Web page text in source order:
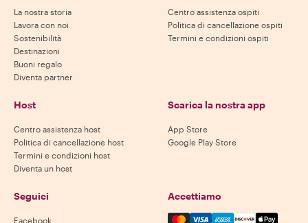
La nostra storia
Lavora con noi
Sostenibilità
Destinazioni
Buoni regalo
Diventa partner
Centro assistenza ospiti
Politica di cancellazione ospiti
Termini e condizioni ospiti
Host
Centro assistenza host
Politica di cancellazione host
Termini e condizioni host
Diventa un host
Scarica la nostra app
App Store
Google Play Store
Seguici
Facebook
Accettiamo
Mastercard, Visa, Amex,